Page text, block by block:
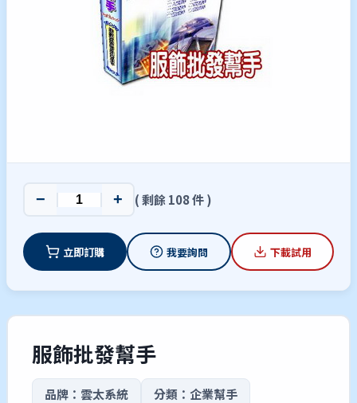
− + ( 剩餘 108 件 )
立即訂購 我要詢問 下載試用
服飾批發幫手
品牌：雲太系統
分類：企業幫手